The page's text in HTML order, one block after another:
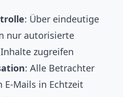
: Über eindeutige
nur autorisierte
zugreifen
: Alle Betrachter
Mails in Echtzeit